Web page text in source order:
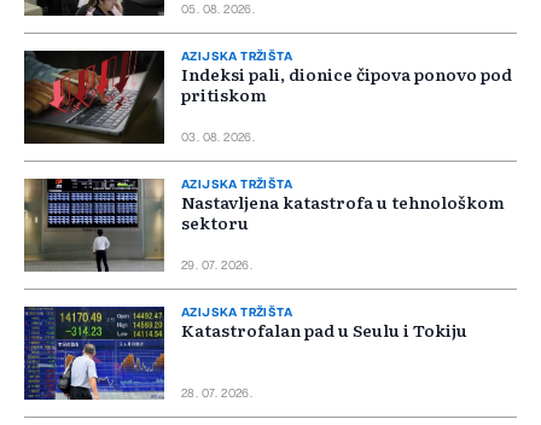
05. 08. 2026.
AZIJSKA TRŽIŠTA
Indeksi pali, dionice čipova ponovo pod
pritiskom
03. 08. 2026.
AZIJSKA TRŽIŠTA
Nastavljena katastrofa u tehnološkom
sektoru
29. 07. 2026.
AZIJSKA TRŽIŠTA
Katastrofalan pad u Seulu i Tokiju
28. 07. 2026.